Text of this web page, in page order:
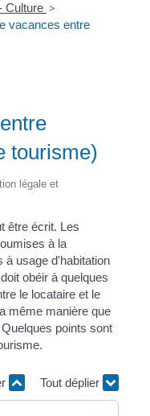
Culture >
vacances entre
tourisme)
légale et
être écrit. Les
à la
à usage d'habitation
obéir à quelques
le locataire et le
même manière que
points sont
Tout déplier